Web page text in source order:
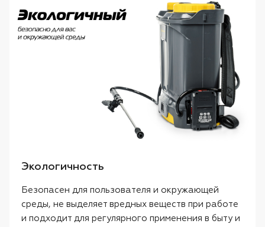
Экологичность
Безопасен для пользователя и окружающей
среды, не выделяет вредных веществ при работе
и подходит для регулярного применения в быту и